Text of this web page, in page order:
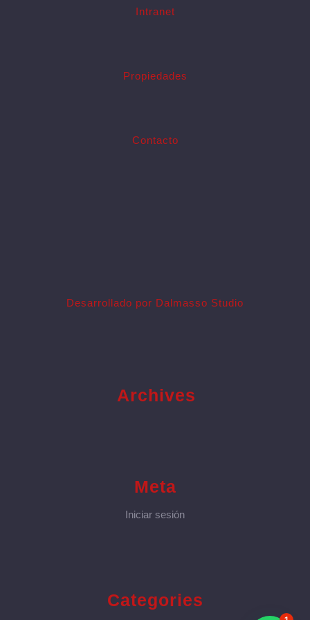
Intranet
Propiedades
Contacto
Desarrollado por Dalmasso Studio
Archives
Meta
Iniciar sesión
Categories